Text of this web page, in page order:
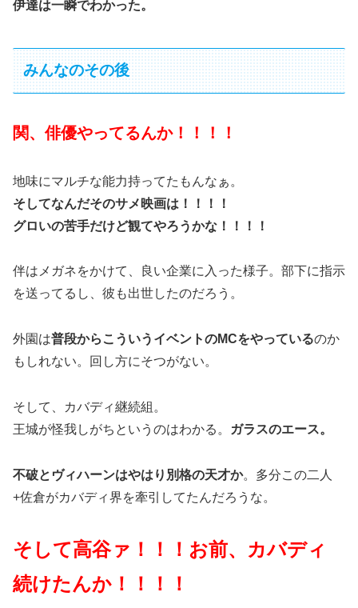
伊達は一瞬でわかった。
みんなのその後
関、俳優やってるんか！！！！
地味にマルチな能力持ってたもんなぁ。
そしてなんだそのサメ映画は！！！！
グロいの苦手だけど観てやろうかな！！！！
伴はメガネをかけて、良い企業に入った様子。部下に指示
を送ってるし、彼も出世したのだろう。
外園は普段からこういうイベントのMCをやっているのか
もしれない。回し方にそつがない。
そして、カバディ継続組。
王城が怪我しがちというのはわかる。
ガラスのエース。
不破とヴィハーンはやはり別格の天才か。多分この二人
+佐倉がカバディ界を牽引してたんだろうな。
そして高谷ァ！！！お前、カバディ
続けたんか！！！！